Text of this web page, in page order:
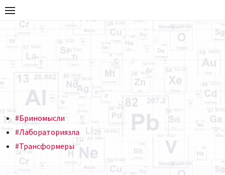
Блог
Ярослава
Брина
ПРАКТИКУМ ИГРАЮЩЕГО
ТРЕНЕРА
#Бриномысли
#Лабораториязла
#Трансформеры